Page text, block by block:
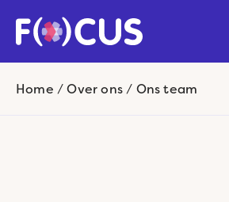
Home /Over ons / Ons team